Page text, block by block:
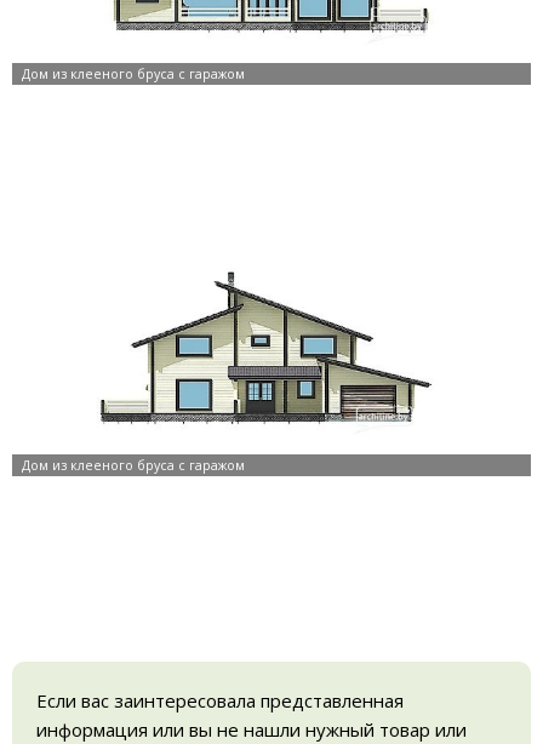
Если вас заинтересовала представленная
информация или вы не нашли нужный товар или